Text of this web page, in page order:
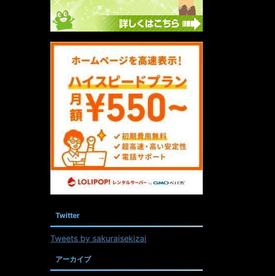
Twitter
Tweets by sakuraisekizai
アーカイブ